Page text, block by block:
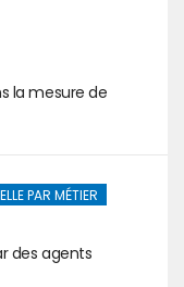
la mesure de
PAR MÉTIER
des agents